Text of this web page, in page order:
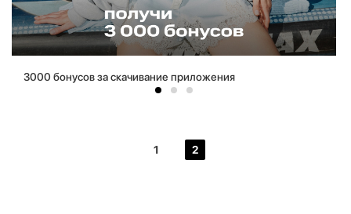
3000 бонусов за скачивание приложения
1 2